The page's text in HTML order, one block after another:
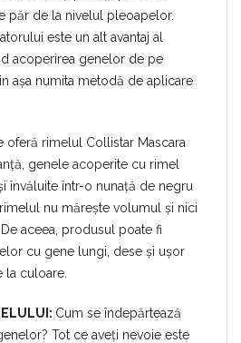
păr de la nivelul pleoapelor.
este un alt avantaj al
acoperirea genelor de pe
așa numita metodă de aplicare
oferă rimelul Collistar Mascara
genele acoperite cu rimel
învăluite într-o nunață de negru
nu mărește volumul și nici
aceea, produsul poate fi
cu gene lungi, dese și ușor
la culoare.
Cum se îndepărtează
Tot ce aveți nevoie este